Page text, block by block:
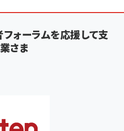
ォーラムを応援して支
さま